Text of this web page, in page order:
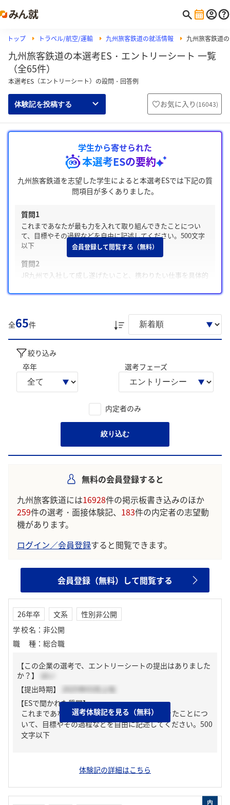
トップ トラベル/航空/運輸 九州旅客鉄道の就活情報 九州旅客鉄道
九州旅客鉄道の本選考ES・エントリーシート 一覧
（全65件）
本選考ES（エントリーシート）の設問・回答例
体験記を投稿する お気に入り (16043)
学生から寄せられた
本選考ESの要約
九州旅客鉄道を志望した学生によると本選考ESでは下記の質
問項目が多くありました。
質問1
これまであなたが最も力を入れて取り組んできたことについ
て、目標やその過程などを自由に記述してください。500文字
以下
質問2
JR九州で入社して成し遂げたいこと、携わりたい仕事を具体的
また、学生は主に「九州の観光資源を活かした沿線まちづく
回答に含める傾向が多く見られました。
学生の声を就職活動の参考にしましょう。
※AIを使用し、過去3年間のユーザー投稿を要約しています。実際
会員登録して閲覧する（無料）
全65件
絞り込み
卒年
選考フェーズ
内定者のみ
絞り込む
無料の会員登録すると
九州旅客鉄道には16928件の掲示板書き込みのほか
259件の選考・面接体験記、 183件の内定者の志望動
機があります。
ログイン／会員登録すると閲覧できます。
会員登録（無料）して閲覧する
26年卒 文系
性別非公開
学校名 ： 非公開
職種 ： 総合職
【この企業の選考で、エントリーシートの提出はありました
か？】
はい
【提出時期】
2025年03月上旬
【ESで聞かれた質問】
これまであなたが最も力を入れて取り組んできたことにつ
いて、目標やその過程などを自由に記述してください。500
文字以下
体験記の詳細はこちら
選考体験記を見る（無料）